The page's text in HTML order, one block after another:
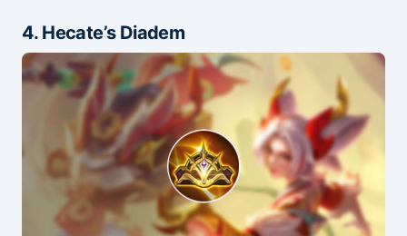
4. Hecate’s Diadem